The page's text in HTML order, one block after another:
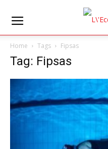
Home Tags Fipsas
Tag: Fipsas